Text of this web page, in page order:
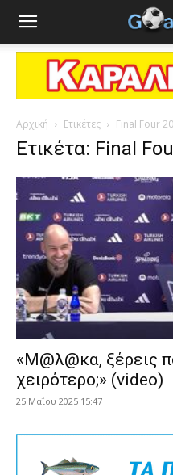
Αρχική Ετικέτες Final Four
Ετικέτα: Final
«Μ@λ@κα, ξέρεις
χειρότερο;» (video)
25 Μαΐου 2025 15:47